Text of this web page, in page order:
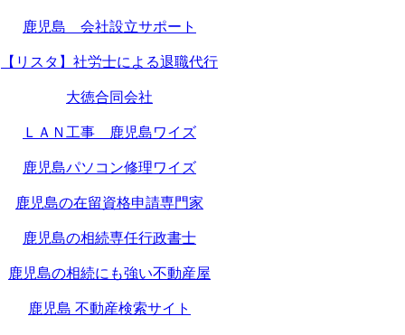
鹿児島 会社設立サポート
【リスタ】社労士による退職代行
大徳合同会社
ＬＡＮ工事 鹿児島ワイズ
鹿児島パソコン修理ワイズ
鹿児島の在留資格申請専門家
鹿児島の相続専任行政書士
鹿児島の相続にも強い不動産屋
鹿児島 不動産検索サイト